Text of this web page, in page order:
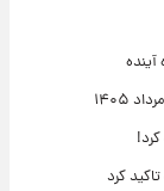
آینده
کرد